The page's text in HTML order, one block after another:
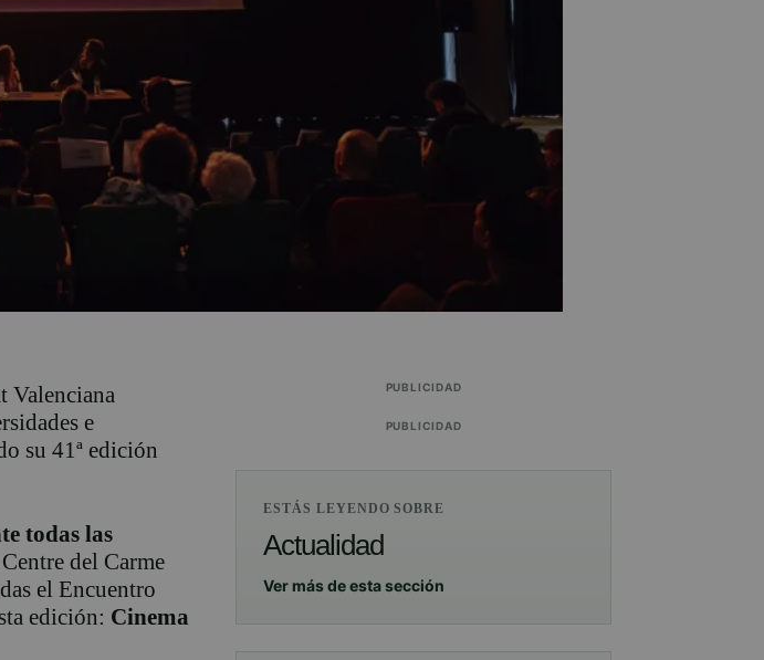
Valenciana
e
su 41ª edición
todas las
del Carme
el Encuentro
edición: Cinema
PUBLICIDAD
PUBLICIDAD
ESTÁS LEYENDO SOBRE
Actualidad
Ver más de esta sección